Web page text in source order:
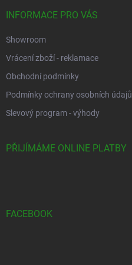
INFORMACE PRO VÁS
Showroom
Vrácení zboží - reklamace
Obchodní podmínky
Podmínky ochrany osobních údajů
Slevový program - výhody
PŘIJÍMÁME ONLINE PLATBY
FACEBOOK